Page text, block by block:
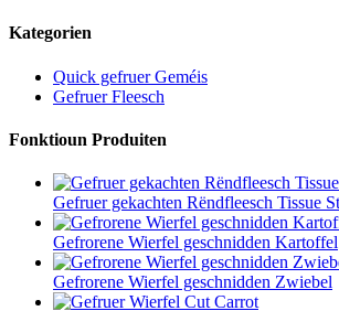
Kategorien
Quick gefruer Geméis
Gefruer Fleesch
Fonktioun Produiten
Gefruer gekachten Rëndfleesch Tissue
Gefrorene Wierfel geschnidden Kartoffel
Gefrorene Wierfel geschnidden Zwiebel